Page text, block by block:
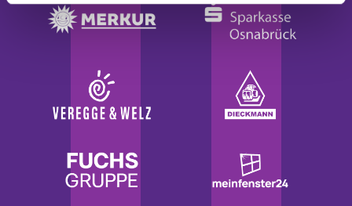
haben oder die sie im Rahmen Ihrer Nutzung der Dienste
gesammelt haben.